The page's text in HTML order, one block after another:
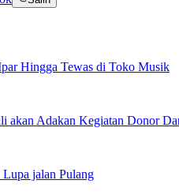
Hingga Tewas di Toko Musik
Adakan Kegiatan Donor
jalan Pulang